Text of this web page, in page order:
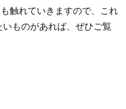
触れていきますので、これ
ものがあれば、ぜひご覧